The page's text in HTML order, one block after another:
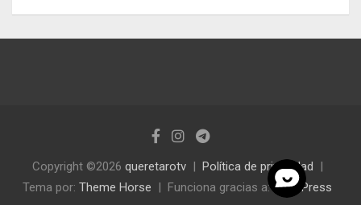
Copyright ©2026 queretarotv
Política de privacidad
Tema por: Theme Horse Funciona gracias a:WordPress